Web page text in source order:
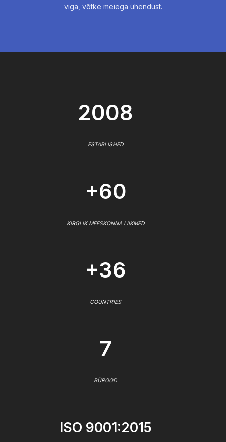
viga, võtke meiega ühendust.
2008
ESTABLISHED
+60
KIRGLIK MEESKONNA LIIKMED
+36
COUNTRIES
7
BÜROOD
ISO 9001:2015